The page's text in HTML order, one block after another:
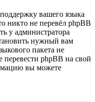
вашего языка
никто не перевёл phpBB
у администратора
нужный вам
пакета не
перевести phpBB на свой
вы можете